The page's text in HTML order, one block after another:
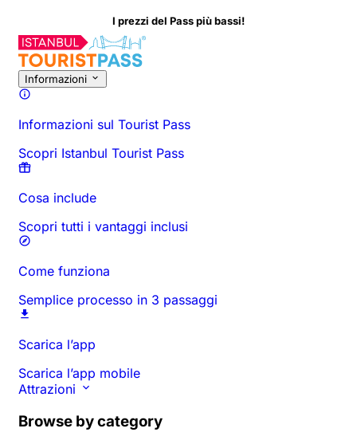
I prezzi del Pass più bassi!
Informazioni
Informazioni sul Tourist Pass
Scopri Istanbul Tourist Pass
Cosa include
Scopri tutti i vantaggi inclusi
Come funziona
Semplice processo in 3 passaggi
Scarica l’app
Scarica l’app mobile
Attrazioni
Browse by category
Informazioni sull'Attività Panoramica Orari e Durata